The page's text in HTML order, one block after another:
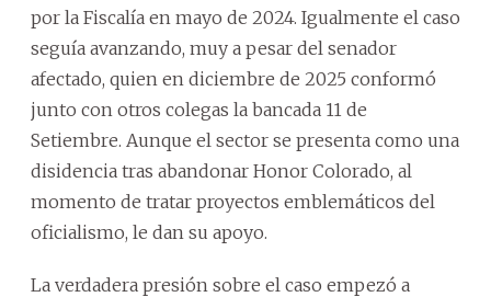
por la Fiscalía en mayo de 2024. Igualmente el caso
seguía avanzando, muy a pesar del senador
afectado, quien en diciembre de 2025 conformó
junto con otros colegas la bancada 11 de
Setiembre. Aunque el sector se presenta como una
disidencia tras abandonar Honor Colorado, al
momento de tratar proyectos emblemáticos del
oficialismo, le dan su apoyo.
La verdadera presión sobre el caso empezó a